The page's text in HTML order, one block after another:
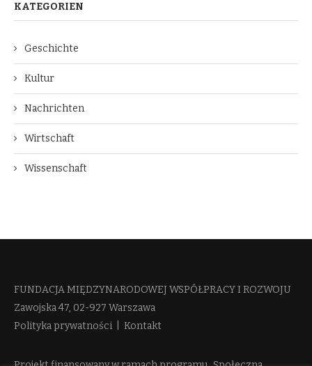
KATEGORIEN
Geschichte
Kultur
Nachrichten
Wirtschaft
Wissenschaft
FUNDACJA MIĘDZYNARODOWEJ WSPÓŁPRACY I ROZWOJU​
Zawojska 47, 02-927 Warszawa
Polityka prywatności
Kontakt